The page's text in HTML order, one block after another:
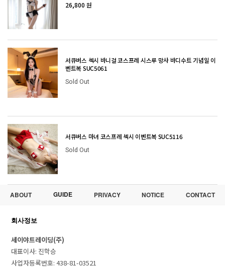
26,800 원
서큐버스 섹시 바니걸 코스프레 시스루 망사 바디수트 기념일 이
벤트복 SUC5061
Sold Out
서큐버스 마녀 코스프레 섹시 이벤트복 SUC5116
Sold Out
ABOUT GUIDE PRIVACY NOTICE CONTACT
회사정보
세이야트레이딩(주)
대표이사: 진학승
사업자등록번호: 438-81-03521